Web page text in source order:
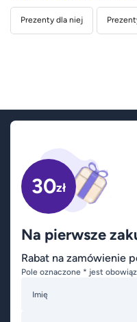
Prezenty dla niej
30zł
Na pierwsze
Rabat na zamówienie
Pole oznaczone * jest
Imię